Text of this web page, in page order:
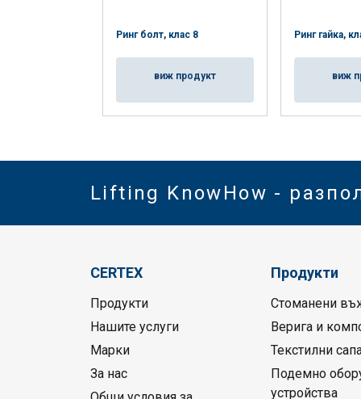
Ринг болт, клас 8
виж продукт
Ринг гайка,
виж
Lifting KnowHow -
CERTEX
Продукти
Нашите услуги
Марки
За нас
Продукти
Стоманени
Верига и
Текстилни
Подемно
устройства